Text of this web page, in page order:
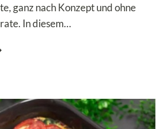
ganz nach Konzept und ohne
In diesem…